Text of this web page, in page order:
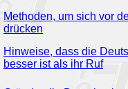
Methoden, um sich vor
drücken
Hinweise, dass die
besser ist als ihr Ruf